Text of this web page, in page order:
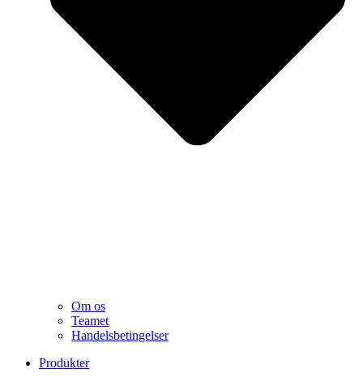
Om os
Teamet
Handelsbetingelser
Produkter